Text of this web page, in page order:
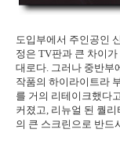
도입부에서 주인공인
정은 TV판과 큰 차이
대로다. 그러나 중반부
작품의 하이라이트라
를 거의 리테이크했다
커졌고, 리뉴얼 된 퀄
의 큰 스크린으로 반드